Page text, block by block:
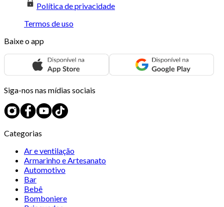
Política de privacidade
Termos de uso
Baixe o app
Siga-nos nas mídias sociais
Categorias
Ar e ventilação
Armarinho e Artesanato
Automotivo
Bar
Bebê
Bomboniere